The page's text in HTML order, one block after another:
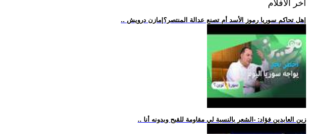
اخر الافلام
.. زين العابدين فؤاد: -الشعر بالنسبة لي مقاومة للقبح وبدونه أنا